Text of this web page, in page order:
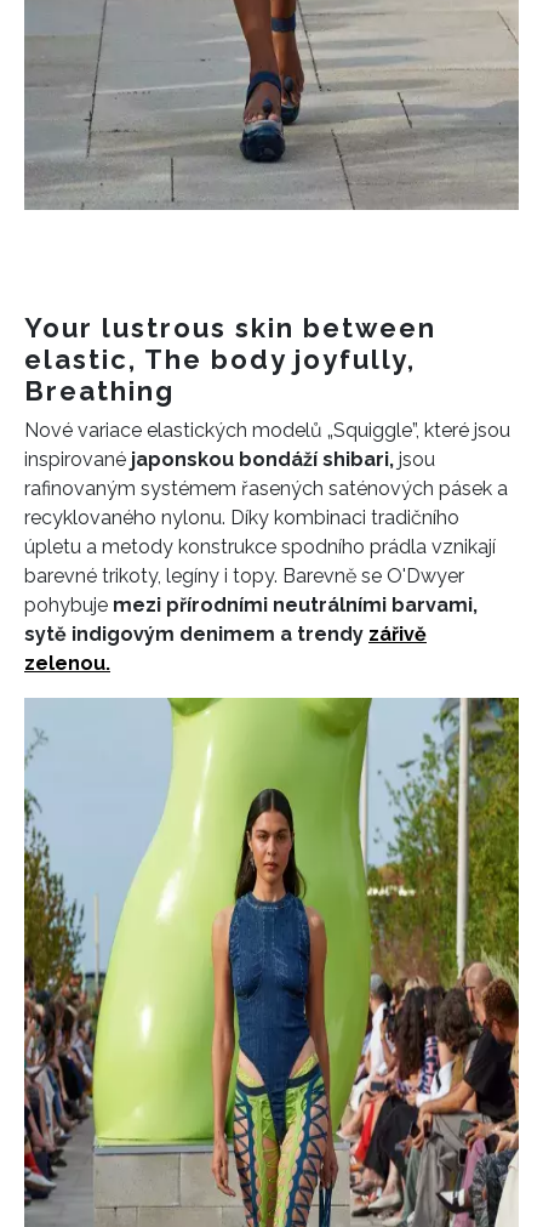
Your lustrous skin between
elastic, The body joyfully,
Breathing
Nové variace elastických modelů „Squiggle”, které jsou
inspirované japonskou bondáží shibari, jsou
rafinovaným systémem řasených saténových pásek a
recyklovaného nylonu. Díky kombinaci tradičního
úpletu a metody konstrukce spodního prádla vznikají
barevné trikoty, legíny i topy. Barevně se O'Dwyer
pohybuje mezi přírodními neutrálními barvami,
sytě indigovým denimem a trendy zářivě
zelenou.